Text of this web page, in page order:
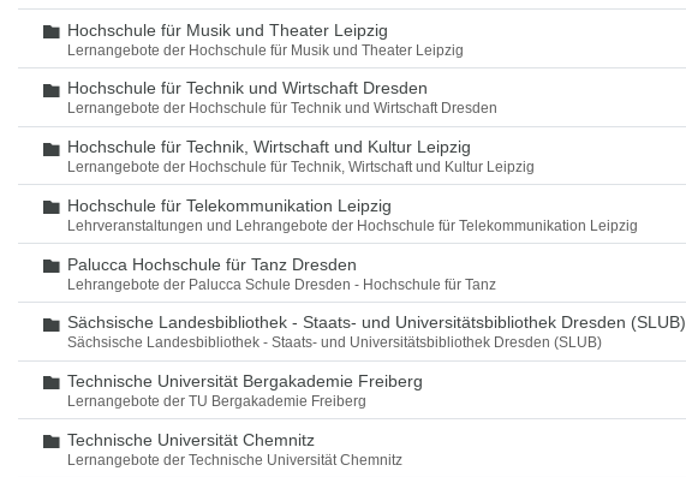
Ordner
Hochschule für Musik und Theater Leipzig
Lernangebote der Hochschule für Musik und Theater Leipzig
Ordner
Hochschule für Technik und Wirtschaft Dresden
Lernangebote der Hochschule für Technik und Wirtschaft Dresden
Ordner
Hochschule für Technik, Wirtschaft und Kultur Leipzig
Lernangebote der Hochschule für Technik, Wirtschaft und Kultur Leipzig
Ordner
Hochschule für Telekommunikation Leipzig
Lehrveranstaltungen und Lehrangebote der Hochschule für Telekommunikation Leipzig
Ordner
Palucca Hochschule für Tanz Dresden
Lehrangebote der Palucca Schule Dresden - Hochschule für Tanz
Ordner
Sächsische Landesbibliothek - Staats- und Universitätsbibliothek Dresden (SLUB)
Sächsische Landesbibliothek - Staats- und Universitätsbibliothek Dresden (SLUB)
Ordner
Technische Universität Bergakademie Freiberg
Lernangebote der TU Bergakademie Freiberg
Ordner
Technische Universität Chemnitz
Lernangebote der Technische Universität Chemnitz